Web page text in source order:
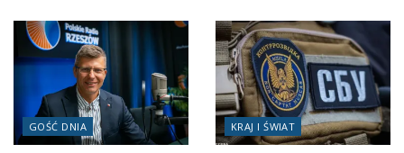
GOŚĆ DNIA KRAJ I ŚWIAT